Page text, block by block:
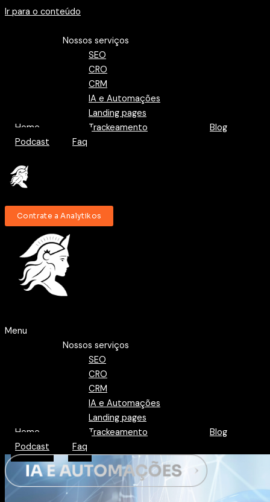
Ir para o conteúdo
Home
Nossos serviços
SEO
CRO
CRM
IA e Automações
Landing pages
Trackeamento
Blog
Podcast
Faq
Contrate a Analytikos
Menu
Home
Nossos serviços
SEO
CRO
CRM
IA e Automações
Landing pages
Trackeamento
Blog
Podcast
Faq